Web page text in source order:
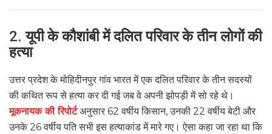
2.यूपी के कौशांबी में दलित परिवार के तीन लोगों की
हत्या
उत्तर प्रदेश के मोहिदीनपुर गांव भारत में एक दलित परिवार के तीन सदस्यों
की कथित रूप से हत्या कर दी गई जब वे अपनी झोपड़ी में सो रहे थे।
मूकनायक की रिपोर्टअनुसार 62 वर्षीय किसान, उनकी 22 वर्षीय बेटी और
उनके 26 वर्षीय पति सभी इस हत्याकांड में मारे गए। ऐसा कहा जा रहा था कि